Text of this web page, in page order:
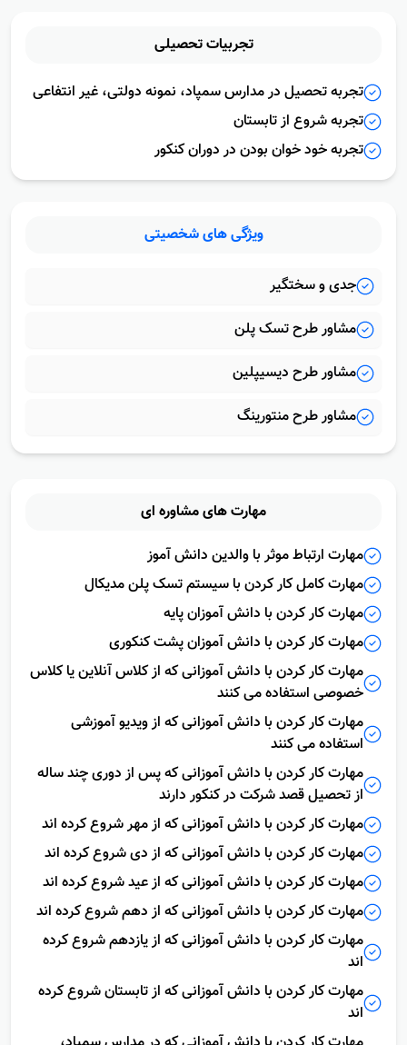
تجربیاتتحصیلى
تجربه تحصیل در مدارس سمپاد، نمونه دولتی، غیر انتفاعی
تجربه شروع از تابستان
تجربه خود خوان بودن در دوران کنکور
ویژگى هاىشخصیتى
جدی و سختگیر
مشاور طرح تسک پلن
مشاور طرح دیسیپلین
مشاور طرح منتورینگ
مهارت هاىمشاوره اى
مهارت ارتباط موثر با والدین دانش آموز
مهارت کامل کار کردن با سیستم تسک پلن مدیکال
مهارت کار کردن با دانش آموزان پایه
مهارت کار کردن با دانش آموزان پشت کنکوری
مهارت کار کردن با دانش آموزانی که از کلاس آنلاین یا کلاس
خصوصی استفاده می کنند
مهارت کار کردن با دانش آموزانی که از ویدیو آموزشی
استفاده می کنند
مهارت کار کردن با دانش آموزانی که پس از دوری چند ساله
از تحصیل قصد شرکت در کنکور دارند
مهارت کار کردن با دانش آموزانی که از مهر شروع کرده اند
مهارت کار کردن با دانش آموزانی که از دی شروع کرده اند
مهارت کار کردن با دانش آموزانی که از عید شروع کرده اند
مهارت کار کردن با دانش آموزانی که از دهم شروع کرده اند
مهارت کار کردن با دانش آموزانی که از یازدهم شروع کرده
اند
مهارت کار کردن با دانش آموزانی که از تابستان شروع کرده
اند